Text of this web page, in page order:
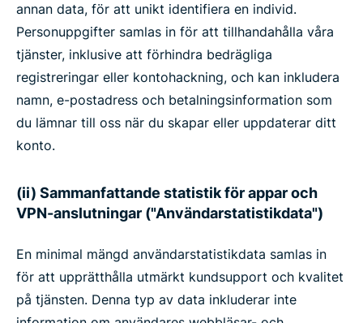
annan data, för att unikt identifiera en individ.
Personuppgifter samlas in för att tillhandahålla våra
tjänster, inklusive att förhindra bedrägliga
registreringar eller kontohackning, och kan inkludera
namn, e-postadress och betalningsinformation som
du lämnar till oss när du skapar eller uppdaterar ditt
konto.
(ii) Sammanfattande statistik för appar och
VPN-anslutningar ("Användarstatistikdata")
En minimal mängd användarstatistikdata samlas in
för att upprätthålla utmärkt kundsupport och kvalitet
på tjänsten. Denna typ av data inkluderar inte